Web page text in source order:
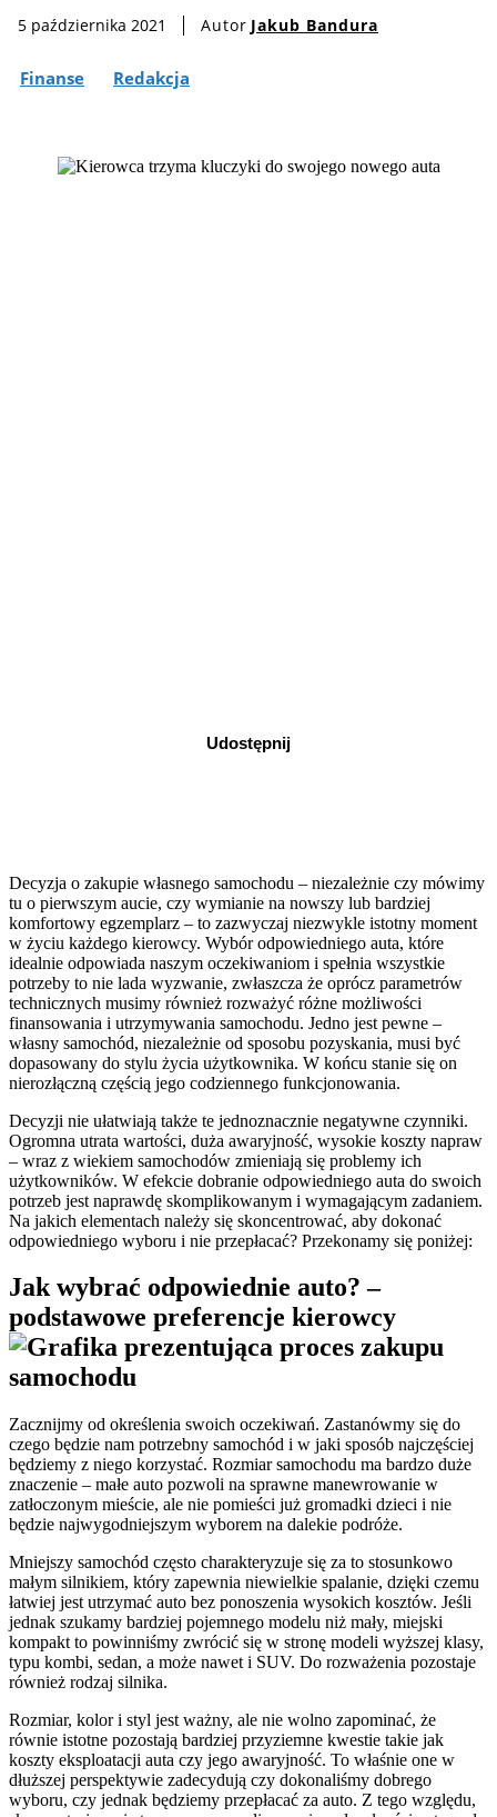
5 października 2021 Autor Jakub Bandura
Finanse Redakcja
Udostępnij
Decyzja o zakupie własnego samochodu – niezależnie czy mówimy
tu o pierwszym aucie, czy wymianie na nowszy lub bardziej
komfortowy egzemplarz – to zazwyczaj niezwykle istotny moment
w życiu każdego kierowcy. Wybór odpowiedniego auta, które
idealnie odpowiada naszym oczekiwaniom i spełnia wszystkie
potrzeby to nie lada wyzwanie, zwłaszcza że oprócz parametrów
technicznych musimy również rozważyć różne możliwości
finansowania i utrzymywania samochodu. Jedno jest pewne –
własny samochód, niezależnie od sposobu pozyskania, musi być
dopasowany do stylu życia użytkownika. W końcu stanie się on
nierozłączną częścią jego codziennego funkcjonowania.
Decyzji nie ułatwiają także te jednoznacznie negatywne czynniki.
Ogromna utrata wartości, duża awaryjność, wysokie koszty napraw
– wraz z wiekiem samochodów zmieniają się problemy ich
użytkowników. W efekcie dobranie odpowiedniego auta do swoich
potrzeb jest naprawdę skomplikowanym i wymagającym zadaniem.
Na jakich elementach należy się skoncentrować, aby dokonać
odpowiedniego wyboru i nie przepłacać? Przekonamy się poniżej:
Jak wybrać odpowiednie auto? –
podstawowe preferencje kierowcy
Zacznijmy od określenia swoich oczekiwań. Zastanówmy się do
czego będzie nam potrzebny samochód i w jaki sposób najczęściej
będziemy z niego korzystać. Rozmiar samochodu ma bardzo duże
znaczenie – małe auto pozwoli na sprawne manewrowanie w
zatłoczonym mieście, ale nie pomieści już gromadki dzieci i nie
będzie najwygodniejszym wyborem na dalekie podróże.
Mniejszy samochód często charakteryzuje się za to stosunkowo
małym silnikiem, który zapewnia niewielkie spalanie, dzięki czemu
łatwiej jest utrzymać auto bez ponoszenia wysokich kosztów. Jeśli
jednak szukamy bardziej pojemnego modelu niż mały, miejski
kompakt to powinniśmy zwrócić się w stronę modeli wyższej klasy,
typu kombi, sedan, a może nawet i SUV. Do rozważenia pozostaje
również rodzaj silnika.
Rozmiar, kolor i styl jest ważny, ale nie wolno zapominać, że
równie istotne pozostają bardziej przyziemne kwestie takie jak
koszty eksploatacji auta czy jego awaryjność. To właśnie one w
dłuższej perspektywie zadecydują czy dokonaliśmy dobrego
wyboru, czy jednak będziemy przepłacać za auto. Z tego względu,